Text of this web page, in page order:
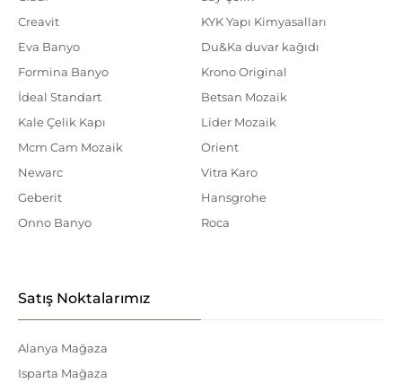
Creavit
Eva Banyo
Formina Banyo
İdeal Standart
Kale Çelik Kapı
Mcm Cam Mozaik
Newarc
Geberit
Onno Banyo
KYK Yapı Kimyasalları
Du&Ka duvar kağıdı
Krono Original
Betsan Mozaik
Lider Mozaik
Orient
Vitra Karo
Hansgrohe
Roca
Satış Noktalarımız
Alanya Mağaza
Isparta Mağaza